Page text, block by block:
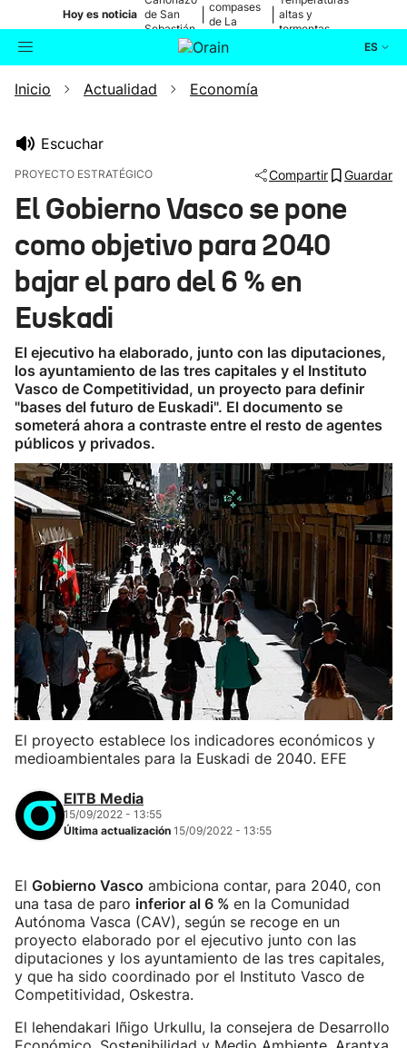
Hoy es noticia de San
Sebastián
compases
de La
altas y
tormentas
ES
Buscador Actualidad
Ikusmiran
Eguraldia
Inicio Actualidad Economía
Escuchar
PROYECTO ESTRATÉGICO Compartir Guardar
El Gobierno Vasco se pone
como objetivo para 2040
bajar el paro del 6 % en
Euskadi
El ejecutivo ha elaborado, junto con las diputaciones,
los ayuntamiento de las tres capitales y el Instituto
Vasco de Competitividad, un proyecto para definir
"bases del futuro de Euskadi". El documento se
someterá ahora a contraste entre el resto de agentes
públicos y privados.
El proyecto establece los indicadores económicos y
medioambientales para la Euskadi de 2040. EFE
EITB Media
15/09/2022 - 13:55
Última actualización 15/09/2022 - 13:55
El Gobierno Vasco ambiciona contar, para 2040, con
una tasa de paro inferior al 6 % en la Comunidad
Autónoma Vasca (CAV), según se recoge en un
proyecto elaborado por el ejecutivo junto con las
diputaciones y los ayuntamiento de las tres capitales,
y que ha sido coordinado por el Instituto Vasco de
Competitividad, Oskestra.
El lehendakari Iñigo Urkullu, la consejera de Desarrollo